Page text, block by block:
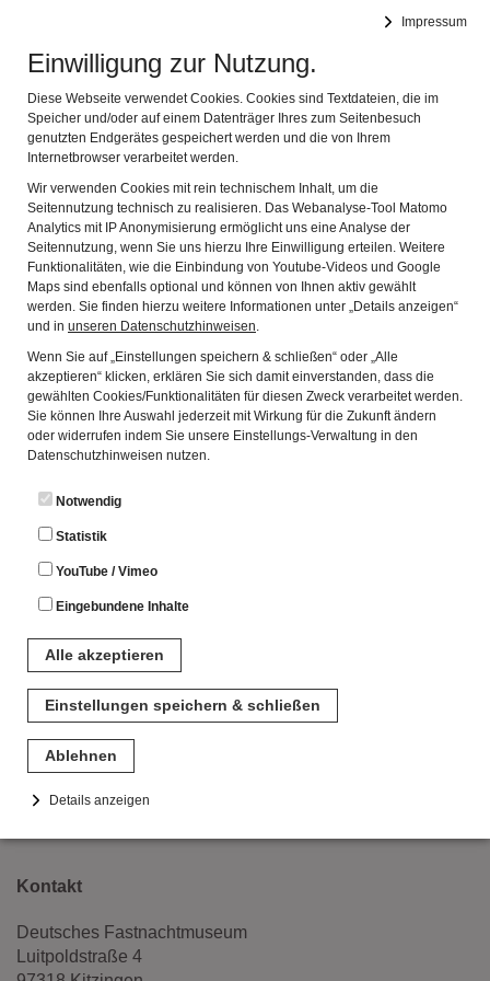
Impressum
Einwilligung zur Nutzung.
Diese Webseite verwendet Cookies. Cookies sind Textdateien, die im
Speicher und/oder auf einem Datenträger Ihres zum Seitenbesuch
genutzten Endgerätes gespeichert werden und die von Ihrem
Internetbrowser verarbeitet werden.
Wir verwenden Cookies mit rein technischem Inhalt, um die
Seitennutzung technisch zu realisieren. Das Webanalyse-Tool Matomo
Analytics mit IP Anonymisierung ermöglicht uns eine Analyse der
Seitennutzung, wenn Sie uns hierzu Ihre Einwilligung erteilen. Weitere
Funktionalitäten, wie die Einbindung von Youtube-Videos und Google
Maps sind ebenfalls optional und können von Ihnen aktiv gewählt
werden. Sie finden hierzu weitere Informationen unter „Details anzeigen“
und in unseren Datenschutzhinweisen.
Wenn Sie auf „Einstellungen speichern & schließen“ oder „Alle
akzeptieren“ klicken, erklären Sie sich damit einverstanden, dass die
gewählten Cookies/Funktionalitäten für diesen Zweck verarbeitet werden.
Sie können Ihre Auswahl jederzeit mit Wirkung für die Zukunft ändern
oder widerrufen indem Sie unsere Einstellungs-Verwaltung in den
Datenschutzhinweisen nutzen.
Notwendig
Statistik
YouTube / Vimeo
Eingebundene Inhalte
Alle akzeptieren
Einstellungen speichern & schließen
Ablehnen
Details anzeigen
Notwendig
Hierbei werden keinerlei personenbezogenen Daten gespeichert.
Statistik
Sektempfang und mehr
Nicht nur der Gewölbekeller sondern auch das Museum
Sektempfang oder gemütliches Beieinandersein bei einem
Glas Wein, begleitet von einer Führung oder Veranstaltung
- der Fantasie sind keine Grenzen gesetzt. Beispielsweise
eine zugleich ernste und heitere Themenführung zur
politischen Fastnacht mit Zitaten bekannter Büttenredner,
verbunden mit einem Sektempfang unter dem
Führung mit Sektempfang:13,50 € pro Person
Kontakt
Kontakt
Deutsches Fastnachtmuseum
Luitpoldstraße 4